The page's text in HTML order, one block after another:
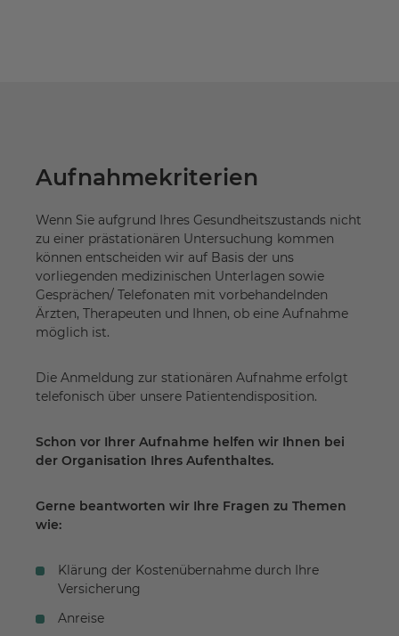
Aufnahmekriterien
Wenn Sie aufgrund Ihres Gesundheitszustands nicht
zu einer prästationären Untersuchung kommen
können entscheiden wir auf Basis der uns
vorliegenden medizinischen Unterlagen sowie
Gesprächen/ Telefonaten mit vorbehandelnden
Ärzten, Therapeuten und Ihnen, ob eine Aufnahme
möglich ist.
Die Anmeldung zur stationären Aufnahme erfolgt
telefonisch über unsere Patientendisposition.
Schon vor Ihrer Aufnahme helfen wir Ihnen bei
der Organisation Ihres Aufenthaltes.
Gerne beantworten wir Ihre Fragen zu Themen
wie:
Klärung der Kostenübernahme durch Ihre
Versicherung
Anreise